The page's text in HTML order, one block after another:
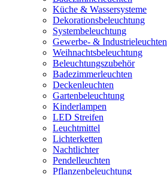
Küche & Wassersysteme
Dekorationsbeleuchtung
Systembeleuchtung
Gewerbe- & Industrieleuchten
Weihnachtsbeleuchtung
Beleuchtungszubehör
Badezimmerleuchten
Deckenleuchten
Gartenbeleuchtung
Kinderlampen
LED Streifen
Leuchtmittel
Lichterketten
Nachtlichter
Pendelleuchten
Pflanzenbeleuchtung